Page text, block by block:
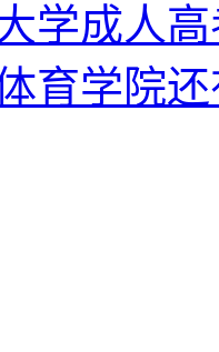
学成人
育学院